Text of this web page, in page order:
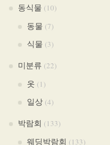
동식물 (10)
동물 (7)
식물 (3)
미분류 (22)
옷 (1)
일상(4)
박람회 (133)
웨딩박람회 (133)